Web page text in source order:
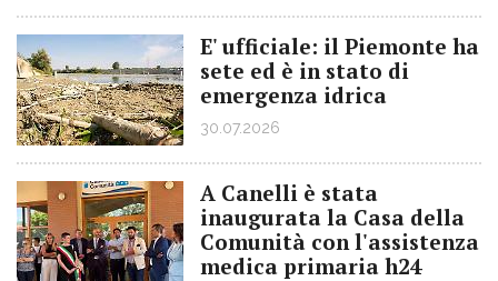
E' ufficiale: il Piemonte ha
sete ed è in stato di
emergenza idrica
30.07.2026
A Canelli è stata
inaugurata la Casa della
Comunità con l'assistenza
medica primaria h24